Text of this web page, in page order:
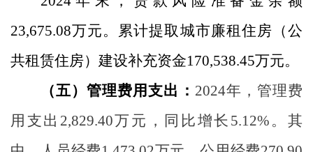
23,675.08万元。累计提取城市廉租住房（公
共租赁住房）建设补充资金170,538.45万元。
（五）管理费用支出 ： 2024年，管理费
用支出 2,829.40万元，同比增长 5.12% 。其